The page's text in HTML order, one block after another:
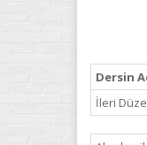
Dersin
İleri